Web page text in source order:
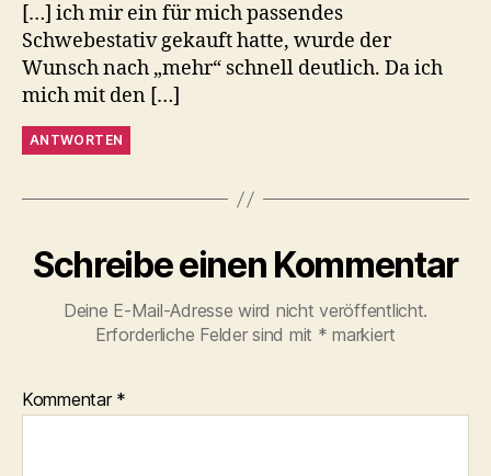
[…] ich mir ein für mich passendes
Schwebestativ gekauft hatte, wurde der
Wunsch nach „mehr“ schnell deutlich. Da ich
mich mit den […]
ANTWORTEN
Schreibe einen Kommentar
Deine E-Mail-Adresse wird nicht veröffentlicht.
Erforderliche Felder sind mit * markiert
Kommentar *